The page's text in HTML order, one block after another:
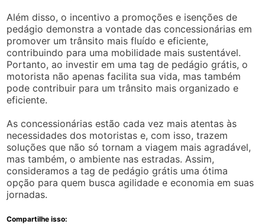
Além disso, o incentivo a promoções e isenções de
pedágio demonstra a vontade das concessionárias em
promover um trânsito mais fluído e eficiente,
contribuindo para uma mobilidade mais sustentável.
Portanto, ao investir em uma tag de pedágio grátis, o
motorista não apenas facilita sua vida, mas também
pode contribuir para um trânsito mais organizado e
eficiente.
As concessionárias estão cada vez mais atentas às
necessidades dos motoristas e, com isso, trazem
soluções que não só tornam a viagem mais agradável,
mas também, o ambiente nas estradas. Assim,
consideramos a tag de pedágio grátis uma ótima
opção para quem busca agilidade e economia em suas
jornadas.
Compartilhe isso: